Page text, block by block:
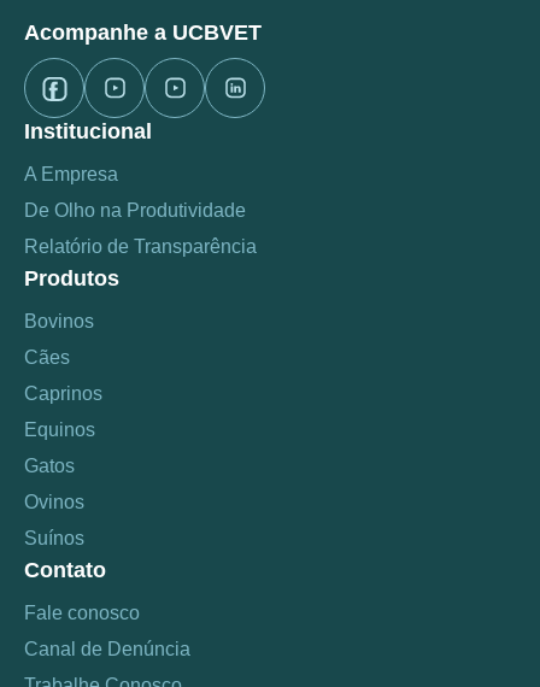
Acompanhe a UCBVET
Institucional
A Empresa
De Olho na Produtividade
Relatório de Transparência
Produtos
Bovinos
Cães
Caprinos
Equinos
Gatos
Ovinos
Suínos
Contato
Fale conosco
Canal de Denúncia